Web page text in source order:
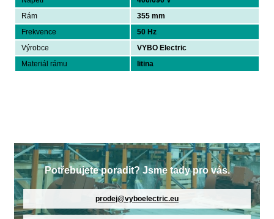
Rám
355 mm
Frekvence
50 Hz
Výrobce
VYBO Electric
Materiál rámu
litina
Potřebujete poradit? Jsme tady pro vás.
prodej@vyboelectric.eu